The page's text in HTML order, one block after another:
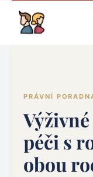
PRÁVNÍ
péči s
obou